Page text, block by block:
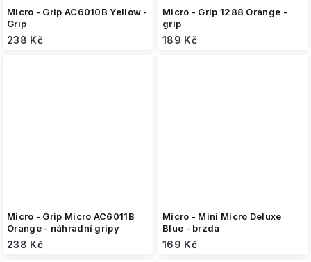
Micro - Grip AC6010B Yellow -
Grip
238 Kč
Micro - Grip 1288 Orange -
grip
189 Kč
Micro - Grip Micro AC6011B
Orange - náhradní gripy
238 Kč
Micro - Mini Micro Deluxe
Blue - brzda
169 Kč